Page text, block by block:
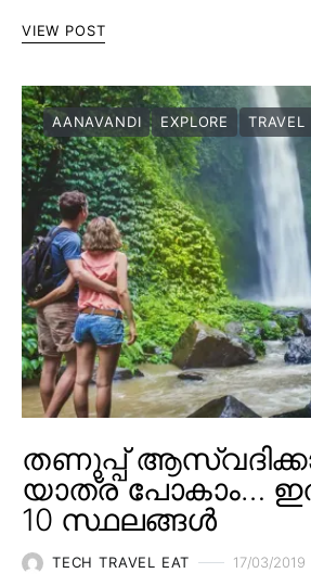
VIEW POST
AANAVANDI EXPLORE TRAVEL
തണുപ്പ്
യാത്ര പോകാം…
10 സ്ഥലങ്ങൾ
TECH TRAVEL EAT 17/03/2019